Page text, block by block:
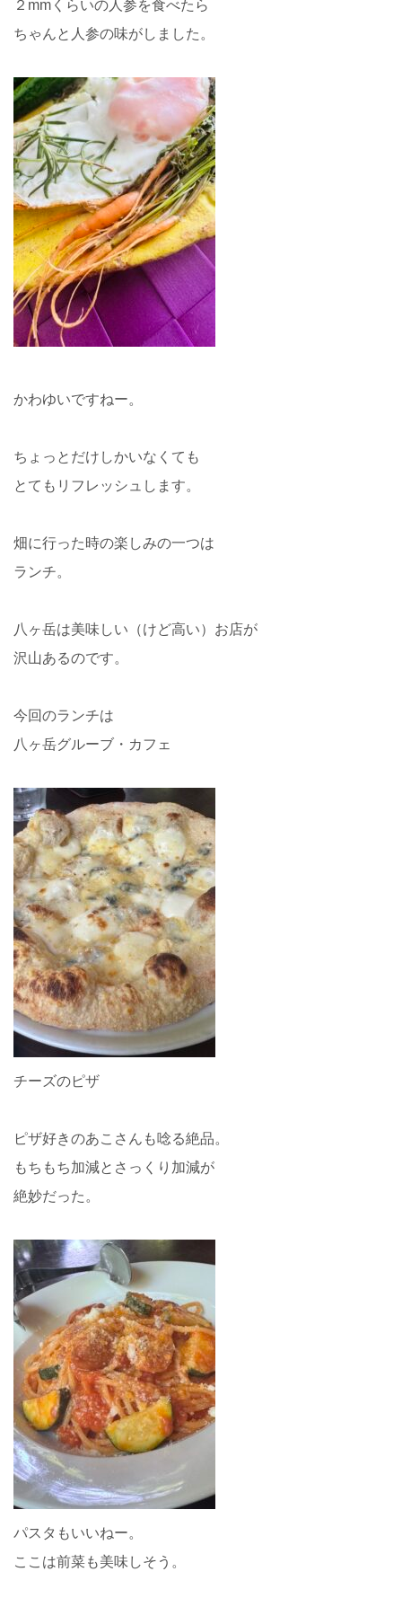
２mmくらいの人参を食べたら
ちゃんと人参の味がしました。
かわゆいですねー。
ちょっとだけしかいなくても
とてもリフレッシュします。
畑に行った時の楽しみの一つは
ランチ。
八ヶ岳は美味しい（けど高い）お店が
沢山あるのです。
今回のランチは
八ヶ岳グルーブ・カフェ
チーズのピザ
ピザ好きのあこさんも唸る絶品。
もちもち加減とさっくり加減が
絶妙だった。
パスタもいいねー。
ここは前菜も美味しそう。